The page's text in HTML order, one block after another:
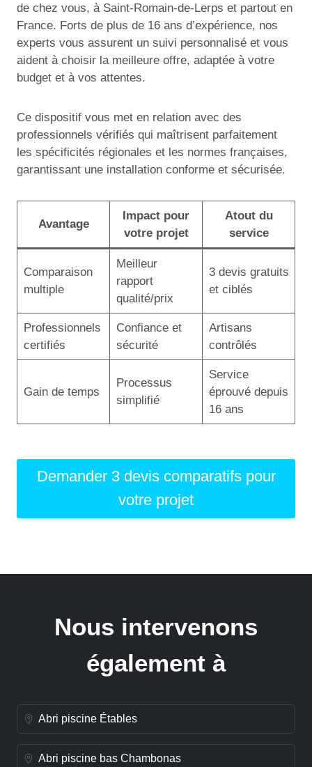
de chez vous, à Saint-Romain-de-Lerps et partout en
France. Forts de plus de 16 ans d’expérience, nos
experts vous assurent un suivi personnalisé et vous
aident à choisir la meilleure offre, adaptée à votre
budget et à vos attentes.
Ce dispositif vous met en relation avec des
professionnels vérifiés qui maîtrisent parfaitement
les spécificités régionales et les normes françaises,
garantissant une installation conforme et sécurisée.
Avantage
Impact pour
votre projet
Atout du
service
Comparaison
multiple
Meilleur
rapport
qualité/prix
3 devis gratuits
et ciblés
Professionnels
certifiés
Confiance et
sécurité
Artisans
contrôlés
Gain de temps
Processus
simplifié
Service
éprouvé depuis
16 ans
Demander 3 devis comparatifs pour
votre projet
Nous intervenons
également à
Abri piscine Étables
Abri piscine bas Chambonas